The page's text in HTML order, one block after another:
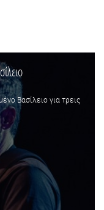
Βασίλειο για τρεις